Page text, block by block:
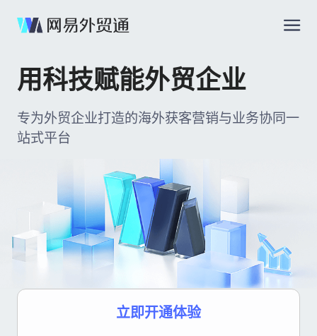
用科技赋能外贸企业
专为外贸企业打造的海外获客营销与业务协同一
站式平台
立即开通体验